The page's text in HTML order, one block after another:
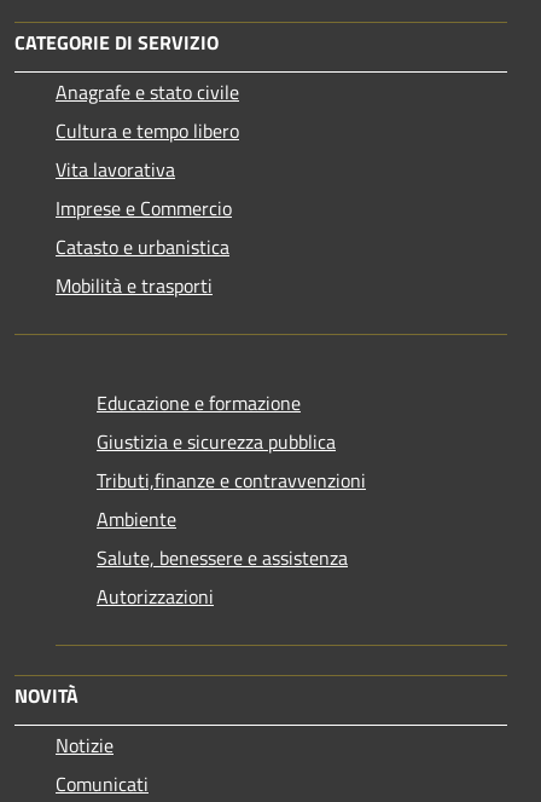
CATEGORIE DI SERVIZIO
Anagrafe e stato civile
Cultura e tempo libero
Vita lavorativa
Imprese e Commercio
Catasto e urbanistica
Mobilità e trasporti
Educazione e formazione
Giustizia e sicurezza pubblica
Tributi,finanze e contravvenzioni
Ambiente
Salute, benessere e assistenza
Autorizzazioni
NOVITÀ
Notizie
Comunicati